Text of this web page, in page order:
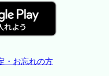
・お忘れの方